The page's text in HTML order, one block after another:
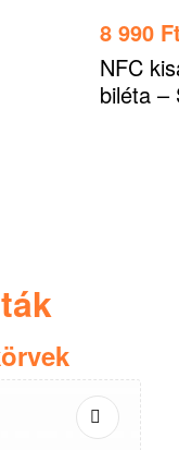
8 990
NFC
biléta –